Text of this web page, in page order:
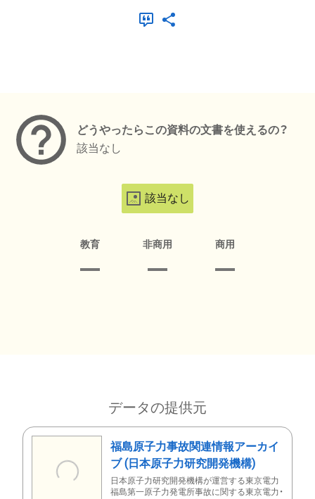
どうやったらこの資料の文書を使えるの？
該当なし
該当なし
教育 非商用 商用
データの提供元
福島原子力事故関連情報アーカイ
ブ (日本原子力研究開発機構)
日本原子力研究開発機構が運営する東京電力
福島第一原子力発電所事故に関する東京電力・